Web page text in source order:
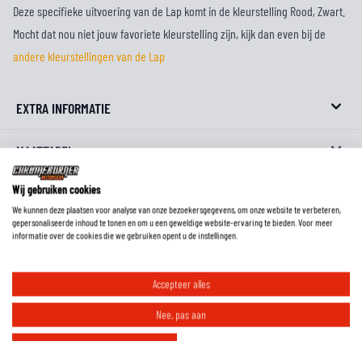
Deze specifieke uitvoering van de Lap komt in de kleurstelling Rood, Zwart.
Mocht dat nou niet jouw favoriete kleurstelling zijn, kijk dan even bij de
andere kleurstellingen van de Lap
EXTRA INFORMATIE
MAATTABEL
REVIEWS
FAQ
Wat is de pasvorm van deze laarzen?
Wij gebruiken cookies
We kunnen deze plaatsen voor analyse van onze bezoekersgegevens, om onze website te verbeteren,
gepersonaliseerde inhoud te tonen en om u een geweldige website-ervaring te bieden. Voor meer
informatie over de cookies die we gebruiken opent u de instellingen.
Accepteer alles
Nee, pas aan